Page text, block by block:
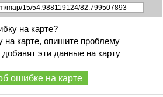
на карте?
на карте, опишите проблему
эти данные на карту
ошибке на карте